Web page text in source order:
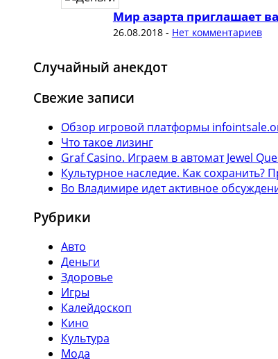
Мир азарта приглашает
26.08.2018- Нет комментариев
Случайный анекдот
Свежие записи
Обзор игровой платформы
Что такое лизинг
Graf Casino. Играем в автомат Jewel
Культурное наследие. Как сохранить?
Во Владимире идет активное
Рубрики
Авто
Деньги
Здоровье
Игры
Калейдоскоп
Кино
Культура
Мода